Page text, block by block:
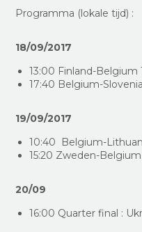
Programma (lokale tijd) :
18/09/2017
13:00 Finland-Belgium
17:40 Belgium-
19/09/2017
10:40 Belgium-
15:20 Zweden-
20/09
16:00 Quarter final :